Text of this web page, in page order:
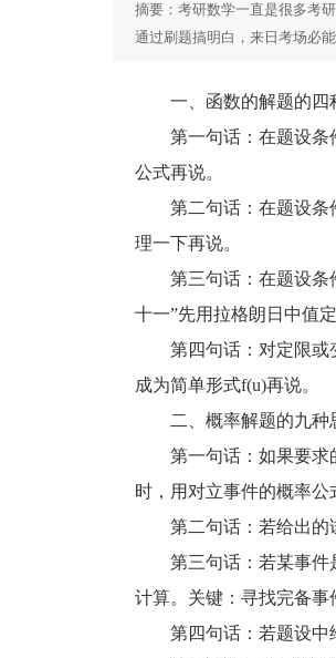
摘要：考研数学一直是很多考
通过刷题搞明白，来日考场必
一、函数的解题的四
第一句话：在题设条件
公式再说。
第二句话：在题设条件
理一下再说。
第三句话：在题设条件
十一”先用拉格朗日中值
第四句话：对定限或变
成为简单形式f(u)再说。
二、概率解题的九种
第一句话：如果要求的
时，用对立事件的概率公
第二句话：若给出的试
第三句话：若某事件是
计算。关键：寻找完备事
第四句话：若题设中给